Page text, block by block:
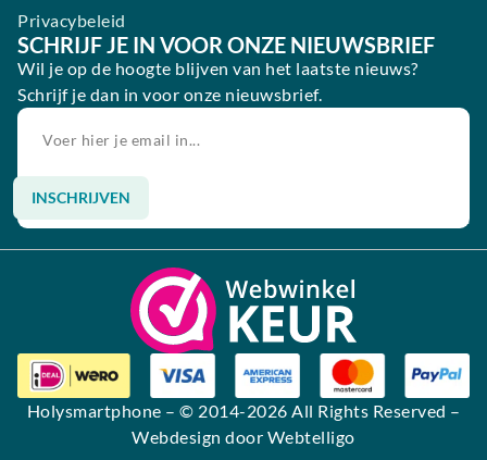
Privacybeleid
SCHRIJF JE IN VOOR ONZE NIEUWSBRIEF
Wil je op de hoogte blijven van het laatste nieuws?
Schrijf je dan in voor onze nieuwsbrief.
INSCHRIJVEN
Alternative:
Holysmartphone – © 2014-2026 All Rights Reserved –
Webdesign door Webtelligo